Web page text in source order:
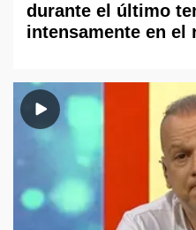
durante el último
intensamente en el